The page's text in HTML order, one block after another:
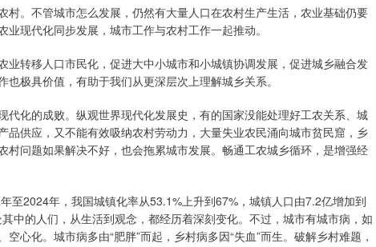
。不管城市怎么发展，仍然有大量人口在农村生产生活，农业基础仍要
现代化同步发展，城市工作与农村工作一起推动。
转移人口市民化，促进大中小城市和小城镇协调发展，促进城乡融合发
极具价值，有助于我们从更深层次上理解城乡关系。
化的成败。纵观世界现代化发展史，有的国家没能处理好工农关系、城
品供应，又不能有效吸纳农村劳动力，大量失业农民涌向城市贫民窟，乡
问题如果解决不好，也会拖累城市发展。畅通工农城乡循环，是增强经
2024年，我国城镇化率从53.1%上升到67%，城镇人口由7.2亿增加到
中的人们，从生活到观念，都经历着深刻变化。不过，城市有城市病，如
心化。城市病多由“肥胖”而起，乡村病多因“失血”而生。破解乡村难题，